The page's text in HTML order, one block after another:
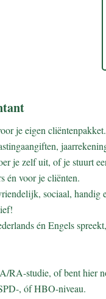
je eigen
je zelf uit, of je stuurt
én voor je cliënten.
sociaal, handig
én Engels
RA-studie, of bent hier
, óf HBO-niveau.